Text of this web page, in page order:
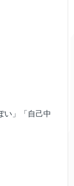
い」「自己中